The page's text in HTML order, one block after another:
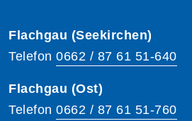
Flachgau (Seekirchen)
Telefon 0662 / 87 61 51-640
Flachgau (Ost)
Telefon 0662 / 87 61 51-760